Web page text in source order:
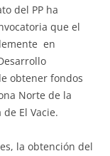
del PP ha
que el
en
obtener fondos
Norte de la
El Vacie.
la obtención del